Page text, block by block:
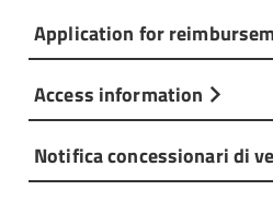
Application for
Access information
Notifica concessionari di